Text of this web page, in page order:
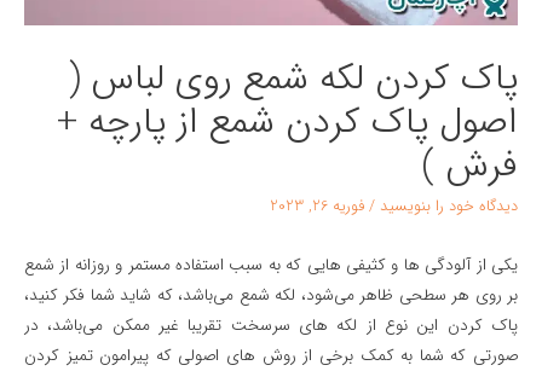
پاک کردن لکه شمع روی لباس (
اصول پاک کردن شمع از پارچه +
فرش )
دیدگاه‌ خود را بنویسید / فوریه 26, 2023
یکی از آلودگی ها و کثیفی هایی که به سبب استفاده مستمر و روزانه از شمع
بر روی هر سطحی ظاهر می‌شود، لکه شمع می‌باشد، که شاید شما فکر کنید،
پاک کردن این نوع از لکه های سرسخت تقریبا غیر ممکن می‌باشد، در
صورتی که شما به کمک برخی از روش های اصولی که پیرامون تمیز کردن